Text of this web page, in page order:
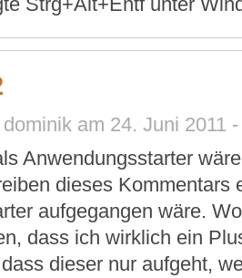
am 24. Juni 2011
Anwendungsstarter
dieses Kommentars
aufgegangen wäre.
dass ich wirklich ein
dieser nur aufgeht,